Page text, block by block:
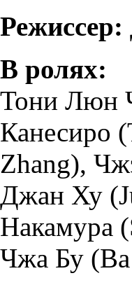
Режиссер:
В ролях:
Тони Люн
Канесиро
Zhang),
Джан Ху
Накамура
Чжа Бу